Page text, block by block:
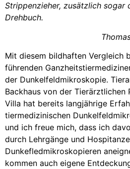
Strippenzieher, zusätzlich sogar
Drehbuch.
Mit diesem bildhaften Vergleich
führenden
der Dunkelfeldmikroskopie.
Backhaus von der Tierärztlichen
Villa hat bereits langjährige
tiermedizinischen
und ich freue mich, dass ich
durch Lehrgänge und
Dunkefledmikroskopieren
kommen auch eigene